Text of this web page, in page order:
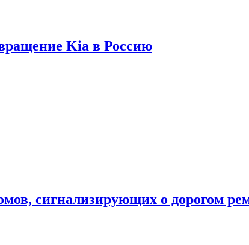
Kia в Россию
сигнализирующих о дорогом